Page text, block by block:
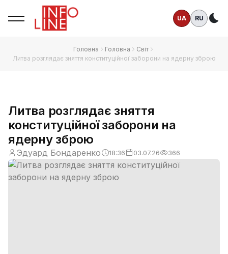
UA RU
Головна Головна
Світ
Литва розглядає зняття конституційної заборони на ядерну зброю
Литва розглядає зняття
конституційної заборони на
ядерну зброю
Эдуард Бондаренко 18:36 03.07.26 366